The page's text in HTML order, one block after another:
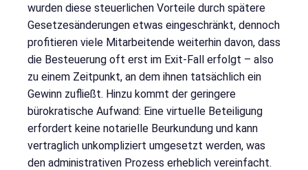
wurden diese steuerlichen Vorteile durch spätere
Gesetzesänderungen etwas eingeschränkt, dennoch
profitieren viele Mitarbeitende weiterhin davon, dass
die Besteuerung oft erst im Exit-Fall erfolgt – also
zu einem Zeitpunkt, an dem ihnen tatsächlich ein
Gewinn zufließt. Hinzu kommt der geringere
bürokratische Aufwand: Eine virtuelle Beteiligung
erfordert keine notarielle Beurkundung und kann
vertraglich unkompliziert umgesetzt werden, was
den administrativen Prozess erheblich vereinfacht.